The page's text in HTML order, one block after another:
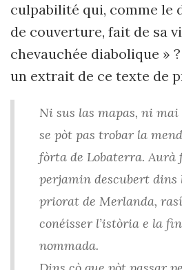
culpabilité qui, comme le
de couverture, fait de sa
chevauchée diabolique »
un extrait de ce texte de
Ni sus las mapas, ni
se pòt pas trobar la
fòrta de Lobaterra. Aurà
perjamin descubert dins
priorat de Merlanda,
conéisser l’istòria e la
nommada.